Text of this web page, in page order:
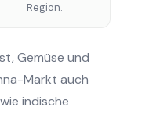
Region.
Gemüse und
Markt auch
indische